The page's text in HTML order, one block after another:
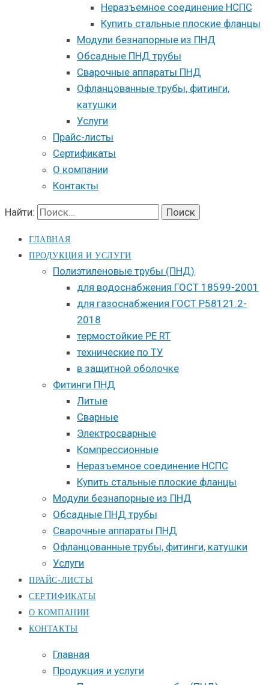
Неразъемное соединение НСПС
Купить стальные плоские фланцы
Модули безнапорные из ПНД
Обсадные ПНД трубы
Сварочные аппараты ПНД
Офланцованные трубы, фитинги,
катушки
Услуги
Прайс-листы
Сертификаты
О компании
Контакты
Найти:
ГЛАВНАЯ
ПРОДУКЦИЯ И УСЛУГИ
Полиэтиленовые трубы (ПНД)
для водоснабжения ГОСТ 18599-2001
для газоснабжения ГОСТ Р58121.2-
2018
термостойкие PE RT
технические по ТУ
в защитной оболочке
Фитинги ПНД
Литые
Сварные
Электросварные
Компрессионные
Неразъемное соединение НСПС
Купить стальные плоские фланцы
Модули безнапорные из ПНД
Обсадные ПНД трубы
Сварочные аппараты ПНД
Офланцованные трубы, фитинги, катушки
Услуги
ПРАЙС-ЛИСТЫ
СЕРТИФИКАТЫ
О КОМПАНИИ
КОНТАКТЫ
Главная
Продукция и услуги